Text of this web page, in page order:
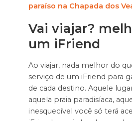
paraíso na Chapada dos
Vai viajar?
um iFriend
Ao viajar, nada melhor do
serviço de um iFriend para
de cada destino. Aquele
aquela praia paradisíaca,
inesquecível você só terá